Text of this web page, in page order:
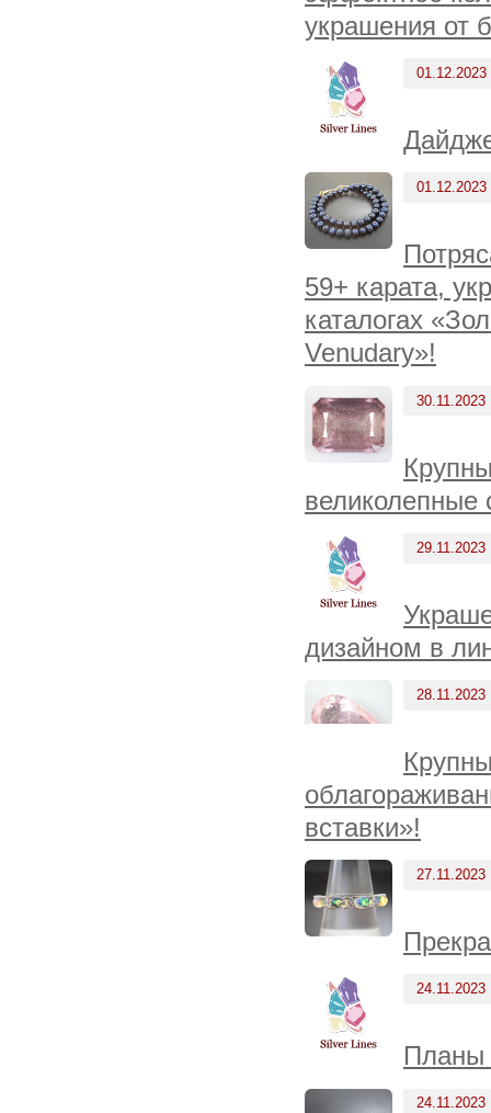
украшения от
01.12.2023
01.12.2023
59+ карата,
каталогах
Venudary»!
30.11.2023
великолепные
29.11.2023
дизайном в
28.11.2023
вставки»!
27.11.2023
24.11.2023
Планы
24.11.2023